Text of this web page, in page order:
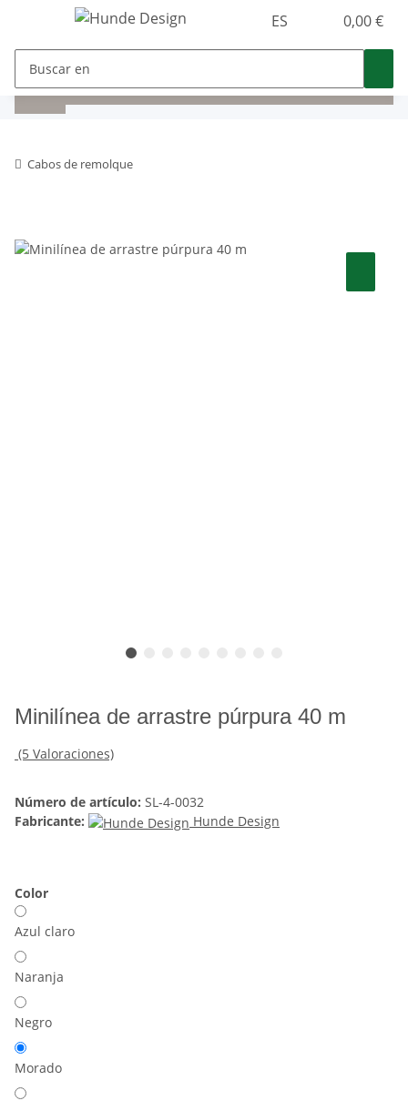
ES 0,00 €
Cabos de remolque
Minilínea de arrastre púrpura 40 m
(5 Valoraciones)
Número de artículo: SL-4-0032
Fabricante:
Hunde Design
Color
Azul claro
Naranja
Negro
Morado